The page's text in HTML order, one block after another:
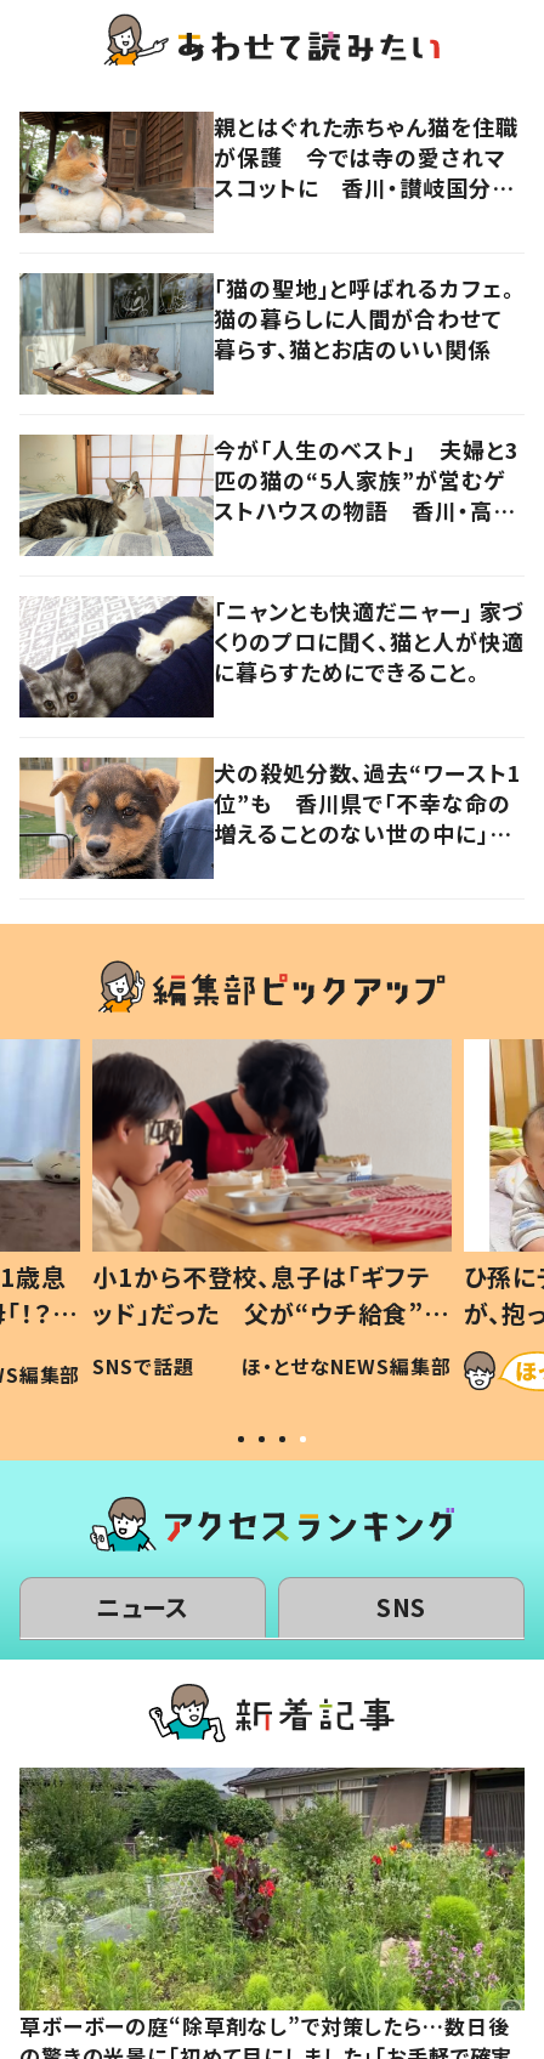
親とはぐれた赤ちゃん猫を住職
が保護 今では寺の愛されマ
スコットに 香川・讃岐国分寺
「猫の聖地」と呼ばれるカフェ。
猫の暮らしに人間が合わせて
暮らす、猫とお店のいい関係
今が「人生のベスト」 夫婦と3
匹の猫の“5人家族”が営むゲ
ストハウスの物語 香川・高松
「ニャンとも快適だニャー」 家づ
くりのプロに聞く、猫と人が快適
に暮らすためにできること。
犬の殺処分数、過去“ワースト1
位”も 香川県で「不幸な命の
増えることのない世の中に」と
歳息
？」
編集部
小1から不登校、息子は「ギフテ
ッド」だった 父が“ウチ給食”を
作り続ける理由とは #令和の親
#令和の子
SNSで話題 ほ・とせなNEWS編集部
ひ孫
が、
「涙が
い」
ニュース SNS
草ボーボーの庭“除草剤なし”で対策したら…数日後